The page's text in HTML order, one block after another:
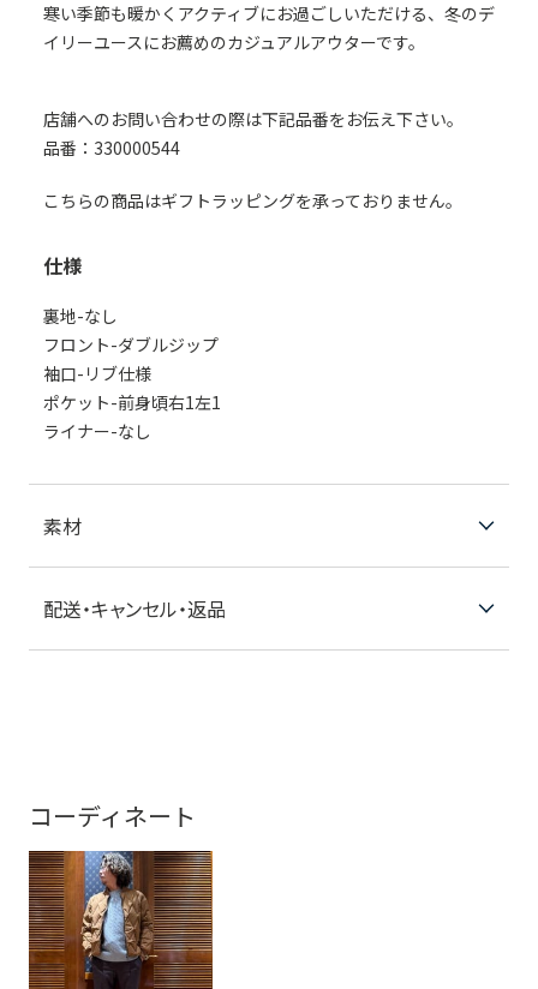
寒い季節も暖かくアクティブにお過ごしいただける、冬のデ
イリーユースにお薦めのカジュアルアウターです。
店舗へのお問い合わせの際は下記品番をお伝え下さい。
品番：330000544
こちらの商品はギフトラッピングを承っておりません。
仕様
裏地-なし
フロント-ダブルジップ
袖口-リブ仕様
ポケット-前身頃右1左1
ライナー-なし
素材
配送・キャンセル・返品
コーディネート